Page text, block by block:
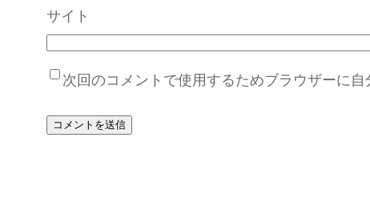
サイト
次回のコメントで使用するためブラウザーに